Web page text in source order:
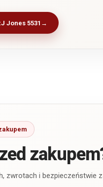
J Jones 5531
zwrotach i bezpieczeństwie